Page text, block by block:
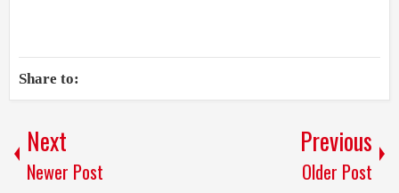
Share to:
Next
Newer Post
Previous
Older Post